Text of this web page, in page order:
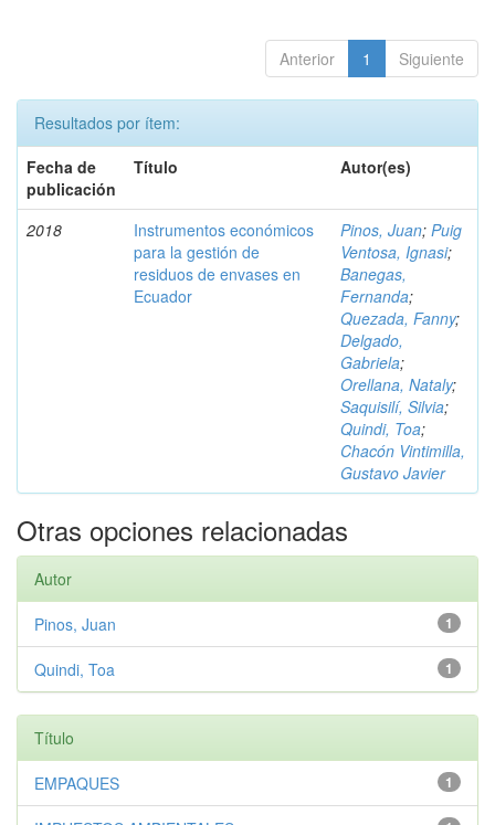
Anterior 1 Siguiente
Resultados por ítem:
Fecha de
publicación
Título Autor(es)
2018
Instrumentos económicos
para la gestión de
residuos de envases en
Ecuador
Pinos, Juan; Puig
Ventosa, Ignasi;
Banegas,
Fernanda;
Quezada, Fanny;
Delgado,
Gabriela;
Orellana, Nataly;
Saquisilí, Silvia;
Quindi, Toa;
Chacón Vintimilla,
Gustavo Javier
Otras opciones relacionadas
Autor
1
Pinos, Juan
1
Quindi, Toa
Título
1
EMPAQUES